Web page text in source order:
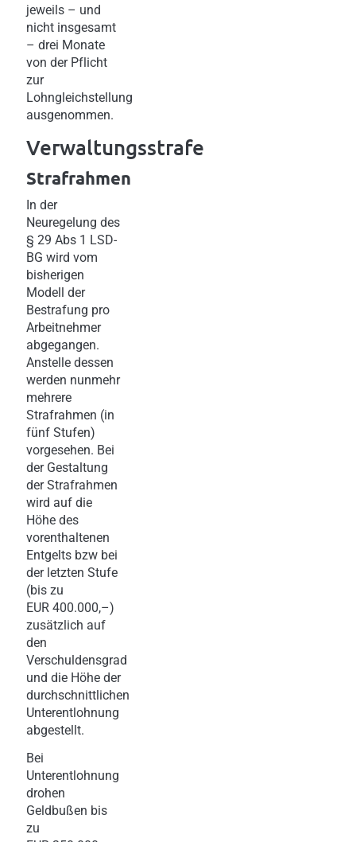
jeweils – und
nicht insgesamt
– drei Monate
von der Pflicht
zur
Lohngleichstellung
ausgenommen.
Verwaltungsstrafe
Strafrahmen
In der
Neuregelung des
§ 29 Abs 1 LSD-
BG wird vom
bisherigen
Modell der
Bestrafung pro
Arbeitnehmer
abgegangen.
Anstelle dessen
werden nunmehr
mehrere
Strafrahmen (in
fünf Stufen)
vorgesehen. Bei
der Gestaltung
der Strafrahmen
wird auf die
Höhe des
vorenthaltenen
Entgelts bzw bei
der letzten Stufe
(bis zu
EUR 400.000,–)
zusätzlich auf
den
Verschuldensgrad
und die Höhe der
durchschnittlichen
Unterentlohnung
abgestellt.
Bei
Unterentlohnung
drohen
Geldbußen bis
zu